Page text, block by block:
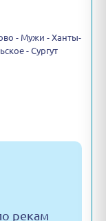
- Мужи - Ханты-
- Сургут
рекам